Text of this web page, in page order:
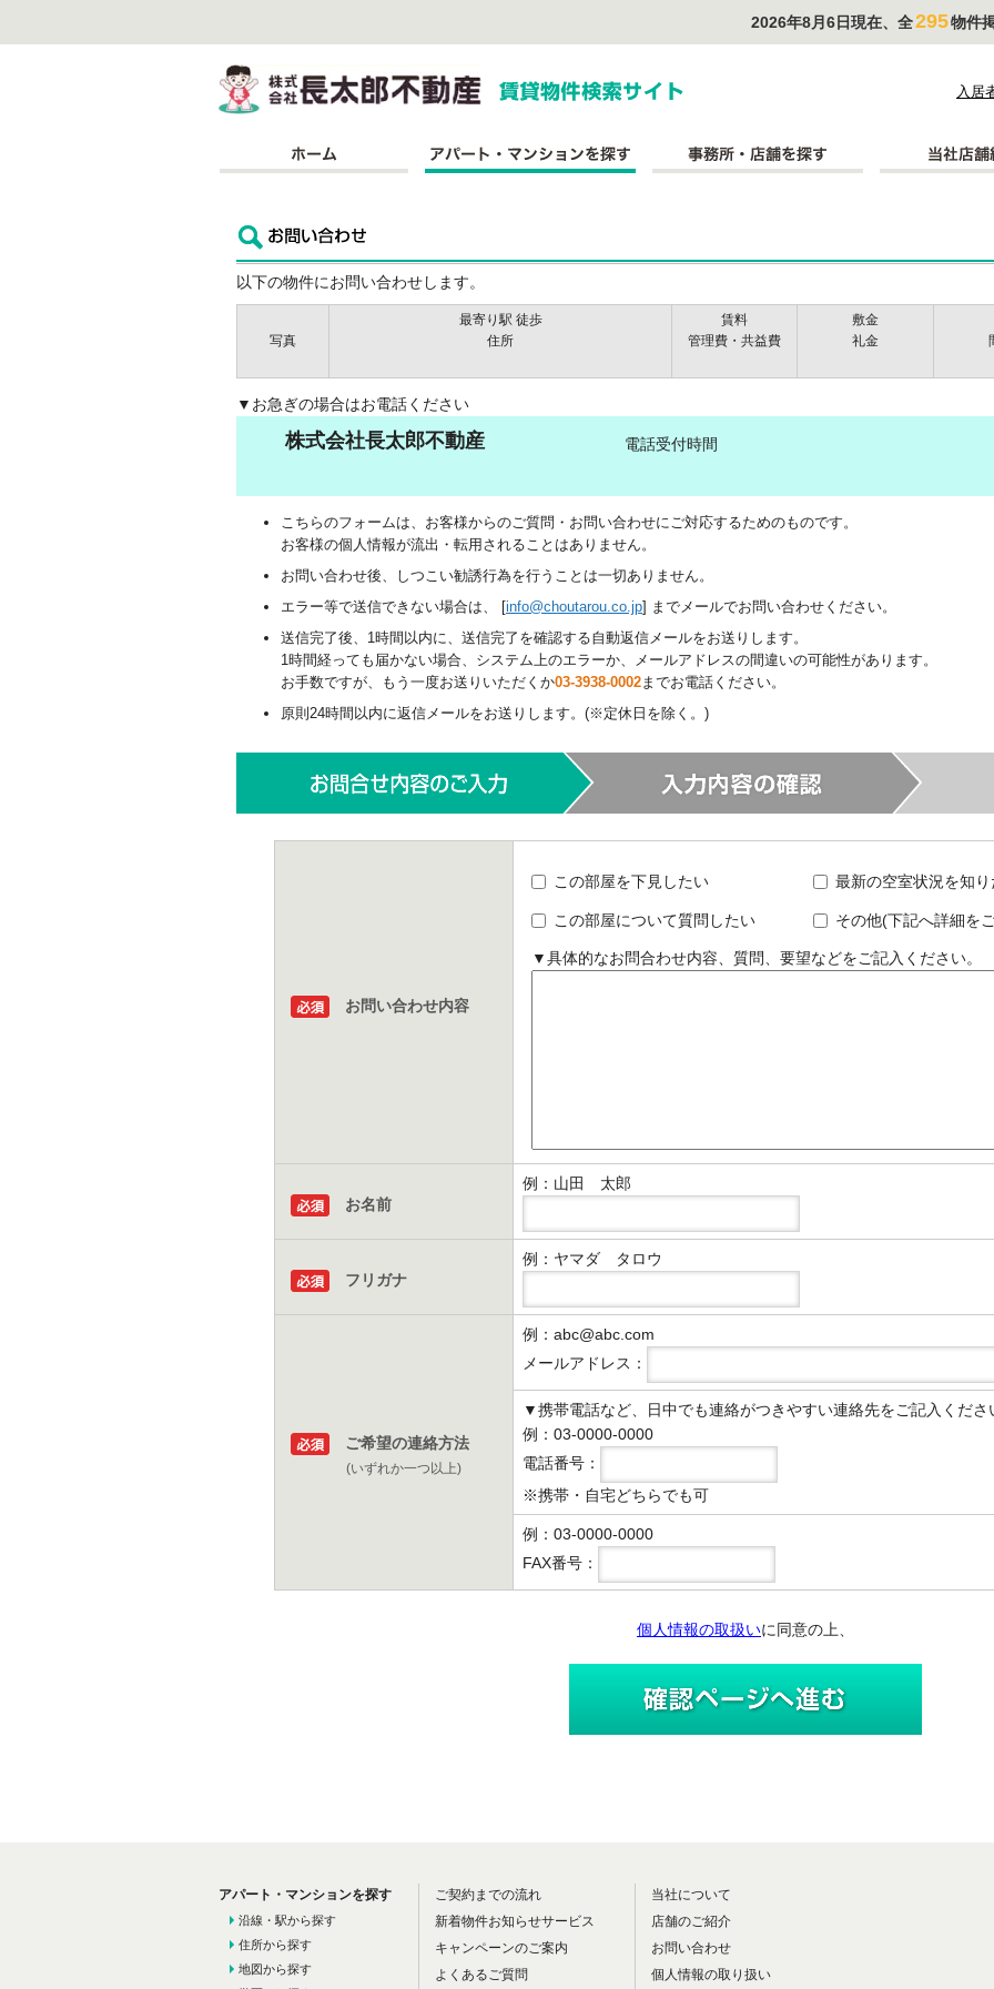
2026年8月6日現在、全295物件
入居
以下の物件にお問い合わせします。
写真
最寄り駅 徒歩
住所
賃料
管理費・共益費
敷金
礼金
▼お急ぎの場合はお電話ください
株式会社長太郎不動産 電話受付時間
こちらのフォームは、お客様からのご質問・お問い合わせにご対応するためのものです。
お客様の個人情報が流出・転用されることはありません。
お問い合わせ後、しつこい勧誘行為を行うことは一切ありません。
エラー等で送信できない場合は、 [info@choutarou.co.jp] までメールでお問い合わせください。
送信完了後、1時間以内に、送信完了を確認する自動返信メールをお送りします。
1時間経っても届かない場合、システム上のエラーか、メールアドレスの間違いの可能性があります。
お手数ですが、もう一度お送りいただくか03-3938-0002までお電話ください。
原則24時間以内に返信メールをお送りします。(※定休日を除く。)
お問い合わせ内容
この部屋を下見したい 最新の空室状況を知り
この部屋について質問したい その他(下記へ詳細を
▼具体的なお問合わせ内容、質問、要望などをご記入ください。
お名前
例：山田 太郎
フリガナ
例：ヤマダ タロウ
ご希望の連絡方法
(いずれか一つ以上)
例：abc@abc.com
メールアドレス：
▼携帯電話など、日中でも連絡がつきやすい連絡先をご記入くださ
例：03-0000-0000
電話番号：
※携帯・自宅どちらでも可
例：03-0000-0000
FAX番号：
個人情報の取扱いに同意の上、
アパート・マンションを探す
沿線・駅から探す
住所から探す
地図から探す
ご契約までの流れ
新着物件お知らせサービス
キャンペーンのご案内
よくあるご質問
当社について
店舗のご紹介
お問い合わせ
個人情報の取り扱い